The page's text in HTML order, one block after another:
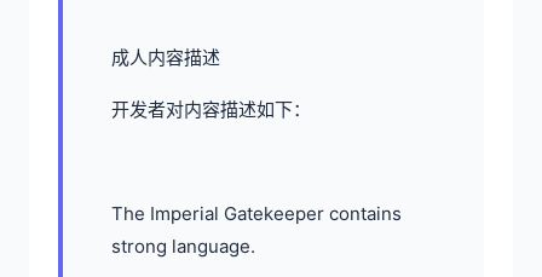
成人内容描述
开发者对内容描述如下：
The Imperial Gatekeeper contains
strong language.